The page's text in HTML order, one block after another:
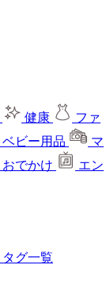
健康
ファ
ベビー用品
マ
おでかけ
エン
タグ一覧